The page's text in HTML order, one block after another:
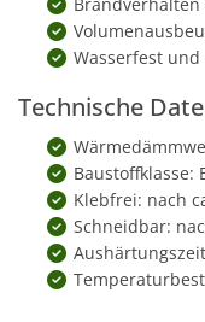
Wasserfest
Technische
Baustoffklasse:
Klebfrei: nach
Schneidbar: